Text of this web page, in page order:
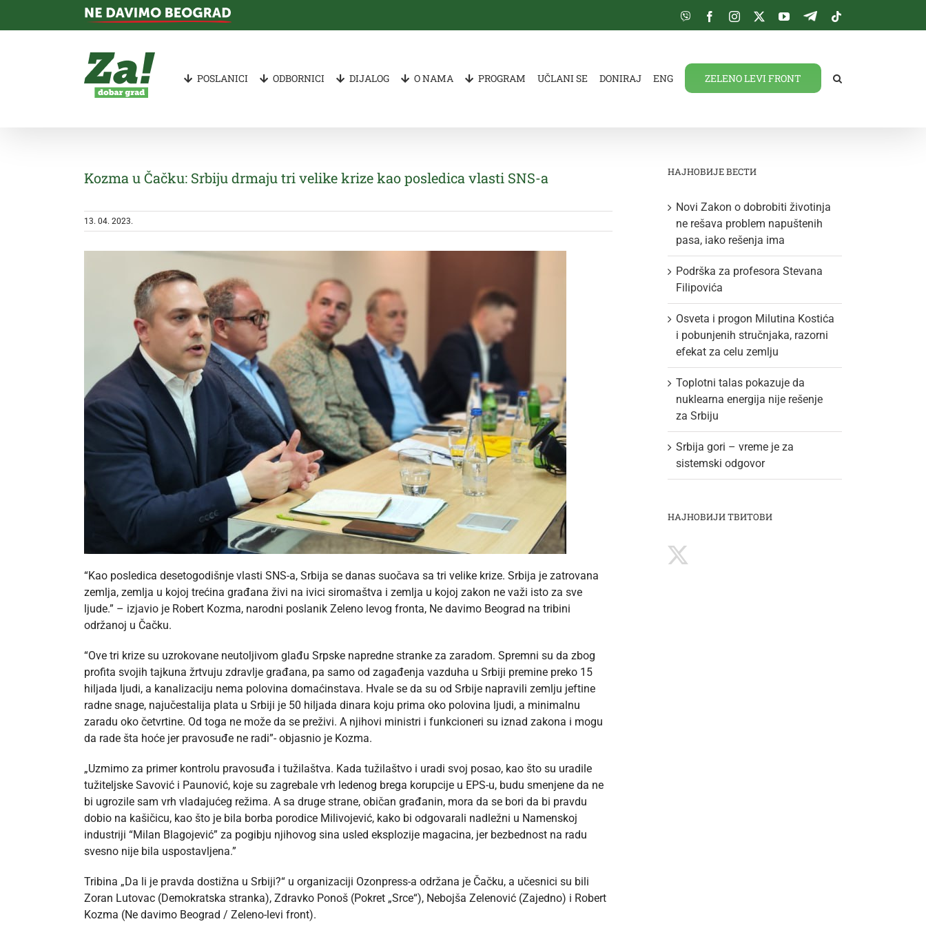
Viber FacebookInstagram
TwitterYouTube
Telegram
POSLANICI ODBORNICI DIJALOG O NAMA PROGRAM UČLANI SE DONIRAJ ENG ZELENO LEVI FRONT
Kozma u Čačku: Srbiju drmaju tri velike krize kao posledica vlasti SNS-a
13. 04. 2023.
“Kao posledica desetogodišnje vlasti SNS-a, Srbija se danas suočava sa tri velike krize. Srbija je zatrovana
zemlja, zemlja u kojoj trećina građana živi na ivici siromaštva i zemlja u kojoj zakon ne važi isto za sve
ljude.” – izjavio je Robert Kozma, narodni poslanik Zeleno levog fronta, Ne davimo Beograd na tribini
održanoj u Čačku.
“Ove tri krize su uzrokovane neutoljivom glađu Srpske napredne stranke za zaradom. Spremni su da zbog
profita svojih tajkuna žrtvuju zdravlje građana, pa samo od zagađenja vazduha u Srbiji premine preko 15
hiljada ljudi, a kanalizaciju nema polovina domaćinstava. Hvale se da su od Srbije napravili zemlju jeftine
radne snage, najučestalija plata u Srbiji je 50 hiljada dinara koju prima oko polovina ljudi, a minimalnu
zaradu oko četvrtine. Od toga ne može da se preživi. A njihovi ministri i funkcioneri su iznad zakona i mogu
da rade šta hoće jer pravosuđe ne radi”- objasnio je Kozma.
„Uzmimo za primer kontrolu pravosuđa i tužilaštva. Kada tužilaštvo i uradi svoj posao, kao što su uradile
tužiteljske Savović i Paunović, koje su zagrebale vrh ledenog brega korupcije u EPS-u, budu smenjene da ne
bi ugrozile sam vrh vladajućeg režima. A sa druge strane, običan građanin, mora da se bori da bi pravdu
dobio na kašičicu, kao što je bila borba porodice Milivojević, kako bi odgovarali nadležni u Namenskoj
industriji “Milan Blagojević” za pogibju njihovog sina usled eksplozije magacina, jer bezbednost na radu
svesno nije bila uspostavljena.”
Tribina „Da li je pravda dostižna u Srbiji?“ u organizaciji Ozonpress-a održana je Čačku, a učesnici su bili
Zoran Lutovac (Demokratska stranka), Zdravko Ponoš (Pokret „Srce“), Nebojša Zelenović (Zajedno) i Robert
Kozma (Ne davimo Beograd / Zeleno-levi front).
НАЈНОВИЈЕ ВЕСТИ
Novi Zakon o dobrobiti životinja
ne rešava problem napuštenih
pasa, iako rešenja ima
Podrška za profesora Stevana
Filipovića
Osveta i progon Milutina Kostića
i pobunjenih stručnjaka, razorni
efekat za celu zemlju
Toplotni talas pokazuje da
nuklearna energija nije rešenje
za Srbiju
Srbija gori – vreme je za
sistemski odgovor
НАЈНОВИЈИ ТВИТОВИ